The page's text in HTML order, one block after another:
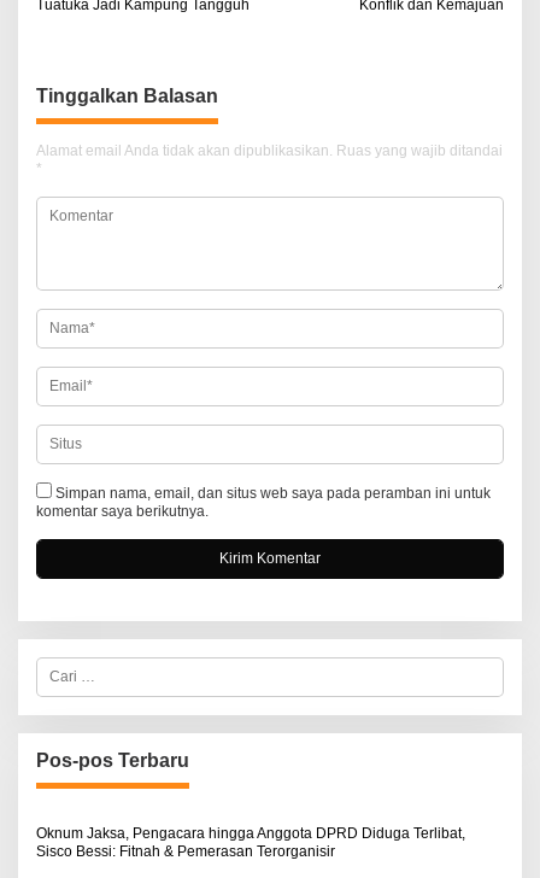
i
g
a
s
o
s
Tuatuka Jadi Kampung Tangguh Konflik dan Kemajuan
Tinggalkan Balasan
Alamat email Anda tidak akan dipublikasikan. Ruas yang wajib ditandai
*
Simpan nama, email, dan situs web saya pada peramban ini untuk
komentar saya berikutnya.
C
r
i
u
n
u
:
Pos-pos Terbaru
Oknum Jaksa, Pengacara hingga Anggota DPRD Diduga Terlibat,
Sisco Bessi: Fitnah & Pemerasan Terorganisir